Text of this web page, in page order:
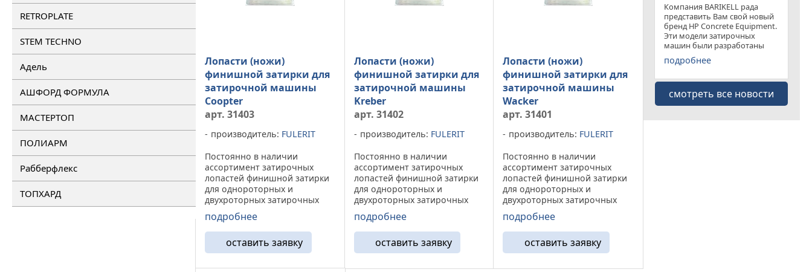
RETROPLATE
STEM TECHNO
Адель
АШФОРД ФОРМУЛА
МАСТЕРТОП
ПОЛИАРМ
Рабберфлекс
ТОПХАРД
Лопасти (ножи)
финишной затирки для
затирочной машины
Coopter
арт. 31403
производитель: FULERIT
Постоянно в наличии
ассортимент затирочных
лопастей финишной затирки
для однороторных и
двухроторных затирочных
машин Coopter Лопасть
финишной затирки - это
стальная прямоугольная
плоская пластина,
выполненная из специальной
стали с загнутыми вверх ...
подробнее
оставить заявку
Лопасти (ножи)
финишной затирки для
затирочной машины
Kreber
арт. 31402
производитель: FULERIT
Постоянно в наличии
ассортимент затирочных
лопастей финишной затирки
для однороторных и
двухроторных затирочных
машин Kreber Лопасть
финишной затирки - это
стальная прямоугольная
плоская пластина,
выполненная из специальной
подробнее
оставить заявку
Лопасти (ножи)
финишной затирки для
затирочной машины
Wacker
арт. 31401
производитель: FULERIT
Постоянно в наличии
ассортимент затирочных
лопастей финишной затирки
для однороторных и
двухроторных затирочных
машин Wacker Лопасть
финишной затирки - это
стальная прямоугольная
плоская пластина,
выполненная из специальной
подробнее
оставить заявку
Компания BARIKELL рада
представить Вам свой новый
бренд HP Concrete Equipment.
Эти модели затирочных
машин были разработаны
специально для
удовлетворения рынка
класса . Данная "белая линия"
представлена несколькими
моделями
подробнее
смотреть все новости